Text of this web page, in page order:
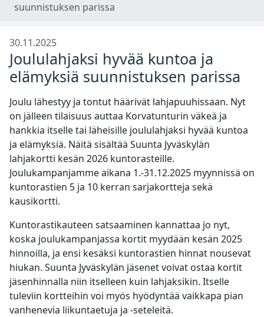
suunnistuksen parissa
30.11.2025
Joululahjaksi hyvää kuntoa ja
elämyksiä suunnistuksen parissa
Joulu lähestyy ja tontut häärivät lahjapuuhissaan. Nyt
on jälleen tilaisuus auttaa Korvatunturin väkeä ja
hankkia itselle tai läheisille joululahjaksi hyvää kuntoa
ja elämyksiä. Näitä sisältää Suunta Jyväskylän
lahjakortti kesän 2026 kuntorasteille.
Joulukampanjamme aikana 1.-31.12.2025 myynnissä on
kuntorastien 5 ja 10 kerran sarjakortteja sekä
kausikortti.
Kuntorastikauteen satsaaminen kannattaa jo nyt,
koska joulukampanjassa kortit myydään kesän 2025
hinnoilla, ja ensi kesäksi kuntorastien hinnat nousevat
hiukan. Suunta Jyväskylän jäsenet voivat ostaa kortit
jäsenhinnalla niin itselleen kuin lahjaksikin. Itselle
tuleviin kortteihin voi myös hyödyntää vaikkapa pian
vanhenevia liikuntaetuja ja -seteleitä.